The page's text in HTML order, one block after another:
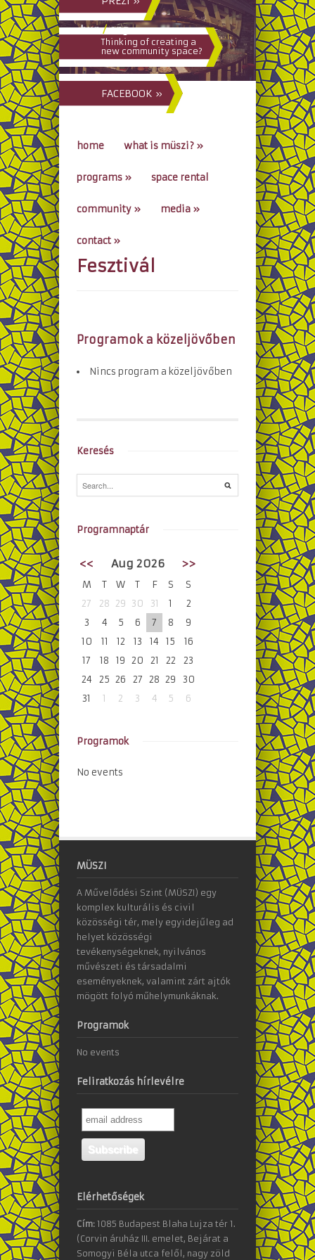
hun/eng
Thinking of creating a
new community space?
FACEBOOK »
home what is müszi? »
programs » space rental
community » media »
contact »
go to...
Fesztivál
Programok a közeljövőben
Nincs program a közeljövőben
Keresés
Programnaptár
<< Aug 2026 >>
M T W T F S
S
27
28 29 30 31 1
2
3
4 5 6 7 8
9
10
11 12 13 14 15
16
17
18 19 20 21 22
23
24
25 26 27 28 29
30
31
1 2 3 4 5 6
Programok
No events
MÜSZI
A Művelődési Szint (MÜSZI) egy
komplex kulturális és civil
közösségi tér, mely egyidejűleg ad
helyet közösségi
tevékenységeknek, nyilvános
művészeti és társadalmi
eseményeknek, valamint zárt ajtók
mögött folyó műhelymunkáknak.
Programok
No events
Feliratkozás hírlevélre
Elérhetőségek
Cím: 1085 Budapest Blaha Lujza tér 1.
(Corvin áruház III. emelet, Bejárat a
Somogyi Béla utca felől, nagy zöld